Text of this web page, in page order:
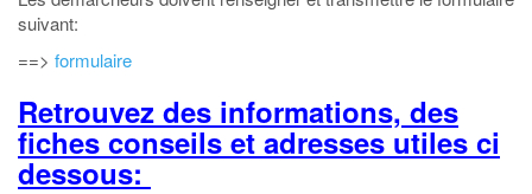
suivant:
==> formulaire
Retrouvez des informations, des
fiches conseils et adresses utiles ci
dessous: